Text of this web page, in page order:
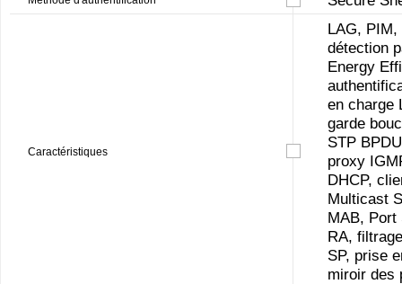
Caractéristiques
LAG, PIM,
détection
Energy
en charge
garde
STP
proxy
DHCP,
Multicast
MAB, Port
RA,
SP, prise
miroir des